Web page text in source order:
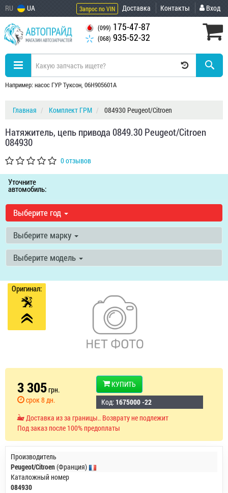
RU UA Запрос по VIN Доставка Контакты Вход
(099) 175-47-87
(068) 935-52-32
Например: насос ГУР Туксон, 06H905601A
Главная Комплект ГРМ 084930 Peugeot/Citroen
Натяжитель, цепь привода 0849.30 Peugeot/Citroen
084930
0 отзывов
Уточните
автомобиль:
Выберите год
Выберите марку
Выберите модель
Оригинал:
3 305грн.
срок 8 дн.
КУПИТЬ
Код: 1675000 -22
Доставка из за границы.. Возврату не подлежит
Под заказ после 100% предоплаты
Производитель
Peugeot/Citroen(Франция)
Каталожный номер
084930